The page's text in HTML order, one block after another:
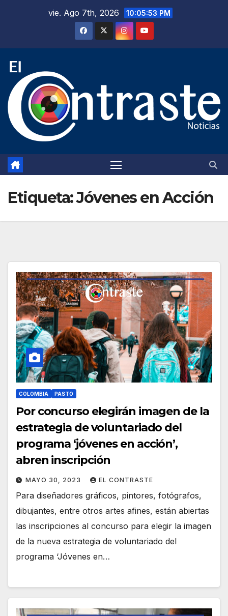
vie. Ago 7th, 2026 10:05:53 PM
Etiqueta:Jóvenes en Acción
COLOMBIA PASTO
Por concurso elegirán imagen de la
estrategia de voluntariado del
programa ‘jóvenes en acción’,
abren inscripción
MAYO 30, 2023 EL CONTRASTE
Para diseñadores gráficos, pintores, fotógrafos,
dibujantes, entre otros artes afines, están abiertas
las inscripciones al concurso para elegir la imagen
de la nueva estrategia de voluntariado del
programa ‘Jóvenes en…